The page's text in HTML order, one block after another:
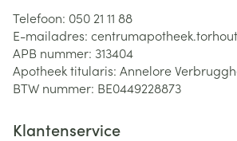
Telefoon: 050 21 11 88
E-mailadres:
APB nummer: 313404
Apotheek titularis: Annelore
BTW nummer: BE0449228873
Klantenservice